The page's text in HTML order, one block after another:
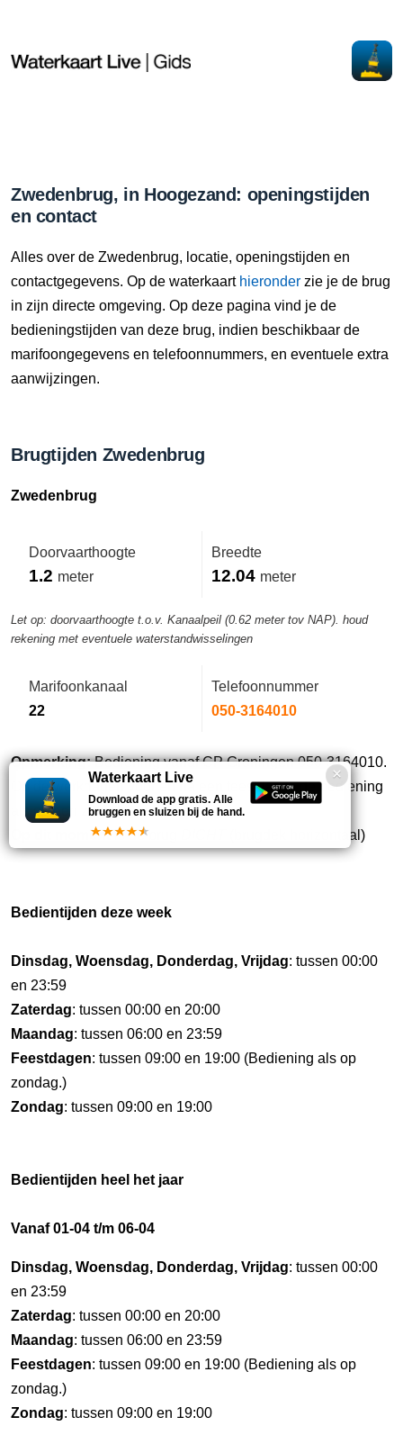
Zwedenbrug, in Hoogezand: openingstijden
en contact
Alles over de Zwedenbrug, locatie, openingstijden en
contactgegevens. Op de waterkaart hieronder zie je de brug
in zijn directe omgeving. Op deze pagina vind je de
bedieningstijden van deze brug, indien beschikbaar de
marifoongegevens en telefoonnummers, en eventuele extra
aanwijzingen.
Brugtijden Zwedenbrug
Zwedenbrug
Doorvaarthoogte
1.2 meter
Breedte
12.04 meter
Let op: doorvaarthoogte t.o.v. Kanaalpeil (0.62 meter tov NAP). houd
rekening met eventuele waterstandwisselingen
Marifoonkanaal
22
Telefoonnummer
050-3164010
Opmerking:Bediening vanaf CP Groningen 050-3164010.
Op de werkdagen voor en na een feestdag is de bediening
als op een zaterdag resp. maandag.
Op dit momentis de brug (brugdek horizontaal)
Bedientijden deze week
Dinsdag, Woensdag, Donderdag, Vrijdag: tussen 00:00
en 23:59
Zaterdag: tussen 00:00 en 20:00
Maandag: tussen 06:00 en 23:59
Feestdagen: tussen 09:00 en 19:00 (Bediening als op
zondag.)
Zondag: tussen 09:00 en 19:00
Bedientijden heel het jaar
Vanaf 01-04 t/m 06-04
Dinsdag, Woensdag, Donderdag, Vrijdag: tussen 00:00
en 23:59
Zaterdag: tussen 00:00 en 20:00
Maandag: tussen 06:00 en 23:59
Feestdagen: tussen 09:00 en 19:00 (Bediening als op
zondag.)
Zondag: tussen 09:00 en 19:00
Waterkaart Live
Download de app gratis. Alle
bruggen en sluizen bij de hand.